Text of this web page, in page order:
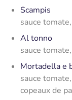
Scampis
sauce
Al tonno
sauce
Mortadella e
sauce
copeaux de